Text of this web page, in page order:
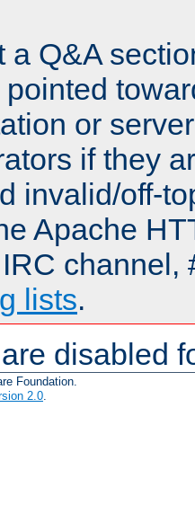
a Q&A
or
if they
invalid/off-
Apache
channel,
lists.
disabled
Foundation.
2.0.